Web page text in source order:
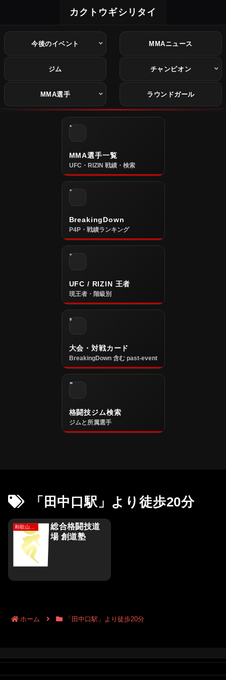
カクトウギシリタイ
今後のイベント MMAニュース
ジム チャンピオン
MMA選手 ラウンドガール
MMA選手一覧
UFC・RIZIN 戦績・検索
BreakingDown
P4P・戦績ランキング
UFC / RIZIN 王者
現王者・階級別
大会・対戦カード
BreakingDown 含む past-event
格闘技ジム検索
ジムと所属選手
「田中口駅」より徒歩20分
和歌山市、海南市、有田市
総合格闘技道
場 創道塾
ホーム 「田中口駅」より徒歩20分